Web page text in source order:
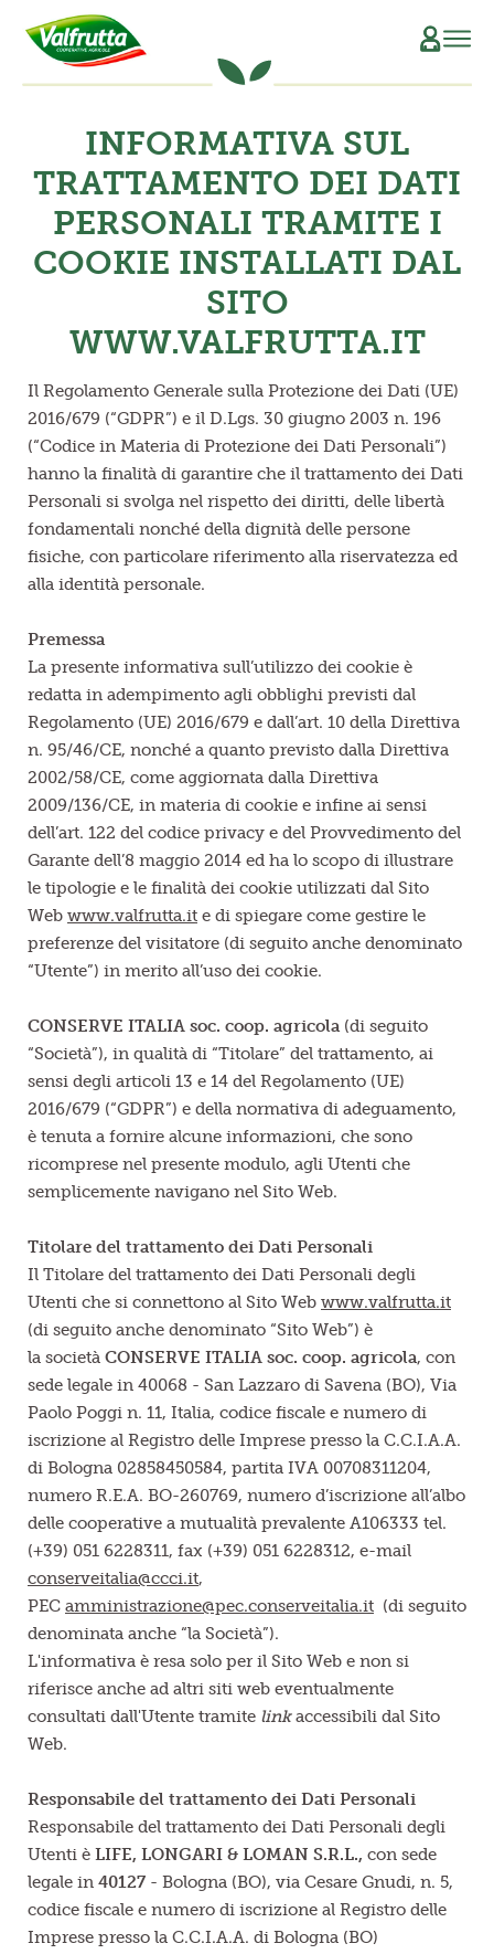
Il Manifesto
La Filiera Produttiva
Le Persone
La Storia
Il Sociale
SCOPRI L’ORIGINE
SOSTENIBILITÀ
PRODOTTI
Verdure e Legumi conservati
Conserve di pomodoro
Frutta in pezzi
Polpe di frutta
Linea BIO
Prodotti freschi
RICETTE
MAGAZINE
INFORMATIVA SUL
TRATTAMENTO DEI DATI
PERSONALI TRAMITE I
COOKIE INSTALLATI DAL
SITO
WWW.VALFRUTTA.IT
Il Regolamento Generale sulla Protezione dei Dati (UE)
2016/679 (“GDPR”) e il D.Lgs. 30 giugno 2003 n. 196
(“Codice in Materia di Protezione dei Dati Personali”)
hanno la finalità di garantire che il trattamento dei Dati
Personali si svolga nel rispetto dei diritti, delle libertà
fondamentali nonché della dignità delle persone
fisiche, con particolare riferimento alla riservatezza ed
alla identità personale.
Premessa
La presente informativa sull’utilizzo dei cookie è
redatta in adempimento agli obblighi previsti dal
Regolamento (UE) 2016/679 e dall’art. 10 della Direttiva
n. 95/46/CE, nonché a quanto previsto dalla Direttiva
2002/58/CE, come aggiornata dalla Direttiva
2009/136/CE, in materia di cookie e infine ai sensi
dell’art. 122 del codice privacy e del Provvedimento del
Garante dell’8 maggio 2014 ed ha lo scopo di illustrare
le tipologie e le finalità dei cookie utilizzati dal Sito
Web www.valfrutta.it e di spiegare come gestire le
preferenze del visitatore (di seguito anche denominato
“Utente”) in merito all’uso dei cookie.
CONSERVE ITALIA soc. coop. agricola (di seguito
“Società”), in qualità di “Titolare” del trattamento, ai
sensi degli articoli 13 e 14 del Regolamento (UE)
2016/679 (“GDPR”) e della normativa di adeguamento,
è tenuta a fornire alcune informazioni, che sono
ricomprese nel presente modulo, agli Utenti che
semplicemente navigano nel Sito Web.
Titolare del trattamento dei Dati Personali
Il Titolare del trattamento dei Dati Personali degli
Utenti che si connettono al Sito Web www.valfrutta.it
(di seguito anche denominato “Sito Web”) è
la società CONSERVE ITALIA soc. coop. agricola, con
sede legale in 40068 - San Lazzaro di Savena (BO), Via
Paolo Poggi n. 11, Italia, codice fiscale e numero di
iscrizione al Registro delle Imprese presso la C.C.I.A.A.
di Bologna 02858450584, partita IVA 00708311204,
numero R.E.A. BO-260769, numero d’iscrizione all’albo
delle cooperative a mutualità prevalente A106333 tel.
(+39) 051 6228311, fax (+39) 051 6228312, e-mail
conserveitalia@ccci.it,
PEC amministrazione@pec.conserveitalia.it (di seguito
denominata anche “la Società”).
L'informativa è resa solo per il Sito Web e non si
riferisce anche ad altri siti web eventualmente
consultati dall'Utente tramite linkaccessibili dal Sito
Web.
Responsabile del trattamento dei Dati Personali
Responsabile del trattamento dei Dati Personali degli
Utenti è LIFE, LONGARI & LOMAN S.R.L., con sede
legale in 40127 - Bologna (BO), via Cesare Gnudi, n. 5,
codice fiscale e numero di iscrizione al Registro delle
Imprese presso la C.C.I.A.A. di Bologna (BO)